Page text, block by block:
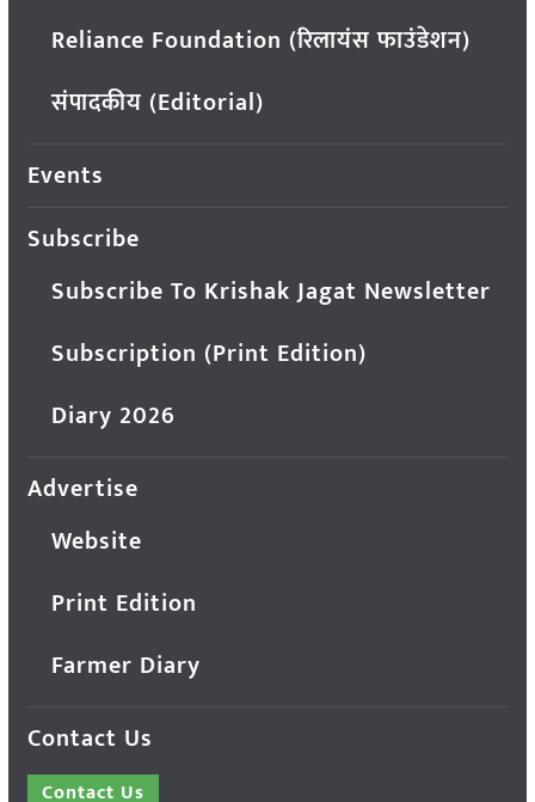
Reliance Foundation (रिलायंस फाउंडेशन)
संपादकीय (Editorial)
Events
Subscribe
Subscribe To Krishak Jagat Newsletter
Subscription (Print Edition)
Diary 2026
Advertise
Website
Print Edition
Farmer Diary
Contact Us
Contact Us